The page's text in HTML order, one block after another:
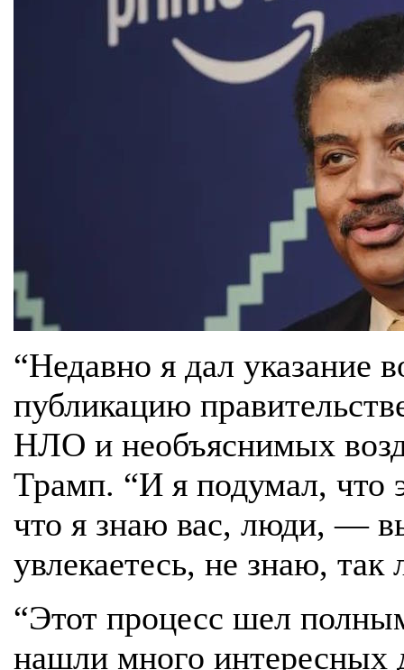
“Недавно я дал указание
публикацию
НЛО и необъяснимых
Трамп. “И я подумал, что
что я знаю вас, люди, —
увлекаетесь, не знаю,
“Этот процесс шел
нашли много интересных